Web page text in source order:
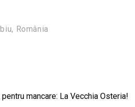
România
mancare: La Vecchia Osteria!